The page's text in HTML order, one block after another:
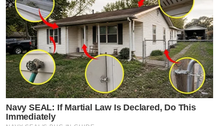
Navy SEAL: If Martial Law Is Declared, Do This
Immediately